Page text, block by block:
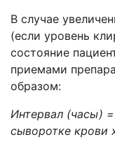
В случае
(если уровень
состояние
приемами
образом:
Интервал (часы)
сыворотке крови